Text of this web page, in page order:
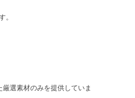
。
選素材のみを提供していま